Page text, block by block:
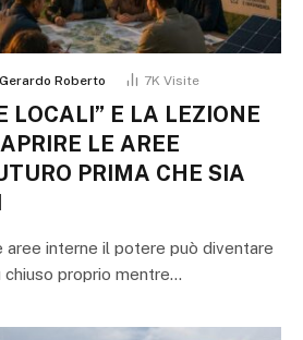
Roberto 7K Visite
LOCALI” E LA LEZIONE
LE AREE
PRIMA CHE SIA
aree interne il potere può diventare
proprio mentre…